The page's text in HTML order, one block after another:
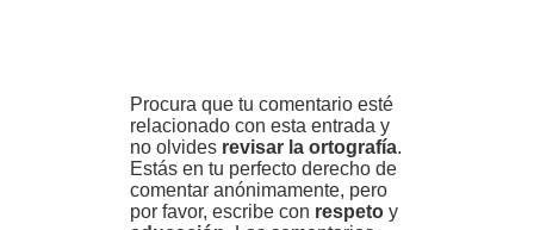
Procura que tu comentario esté
relacionado con esta entrada y
no olvides revisar la ortografía.
Estás en tu perfecto derecho de
comentar anónimamente, pero
por favor, escribe con respeto y